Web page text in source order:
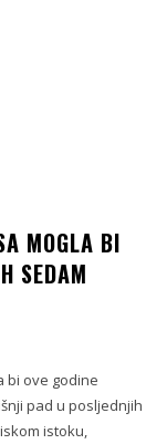
MOGLA BI
SEDAM
bi ove godine
pad u posljednjih
istoku,